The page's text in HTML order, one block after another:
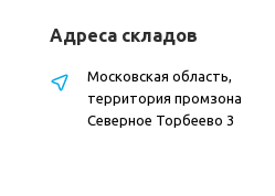
Адреса складов
Московская область,
территория промзона
Северное Торбеево 3